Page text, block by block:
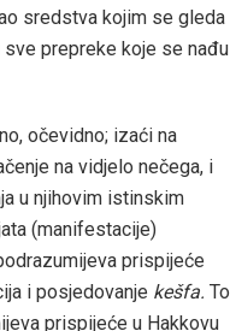
sredstva kojim se gleda
prepreke koje se nađu
očevidno; izaći na
na vidjelo nečega, i
u njihovim istinskim
(manifestacije)
prispijeće
i posjedovanje kešfa. To
prispijeće u Hakkovu